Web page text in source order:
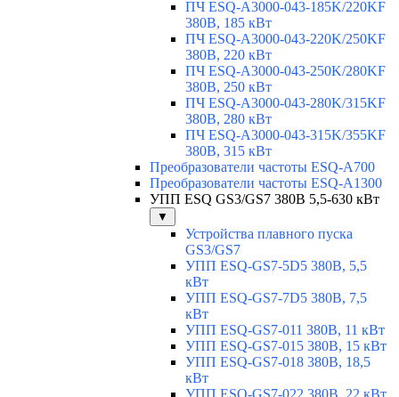
ПЧ ESQ-A3000-043-185K/220KF
380В, 185 кВт
ПЧ ESQ-A3000-043-220K/250KF
380В, 220 кВт
ПЧ ESQ-A3000-043-250K/280KF
380В, 250 кВт
ПЧ ESQ-A3000-043-280K/315KF
380В, 280 кВт
ПЧ ESQ-A3000-043-315K/355KF
380В, 315 кВт
Преобразователи частоты ESQ-A700
Преобразователи частоты ESQ-A1300
УПП ESQ GS3/GS7 380В 5,5-630 кВт
▼
Устройства плавного пуска
GS3/GS7
УПП ESQ-GS7-5D5 380В, 5,5
кВт
УПП ESQ-GS7-7D5 380В, 7,5
кВт
УПП ESQ-GS7-011 380В, 11 кВт
УПП ESQ-GS7-015 380В, 15 кВт
УПП ESQ-GS7-018 380В, 18,5
кВт